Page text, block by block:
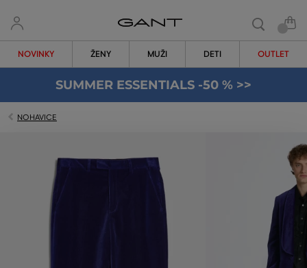
NOVINKY ŽENY MUŽI DETI OUTLET
SUMMER ESSENTIALS -50 % >>
NOHAVICE